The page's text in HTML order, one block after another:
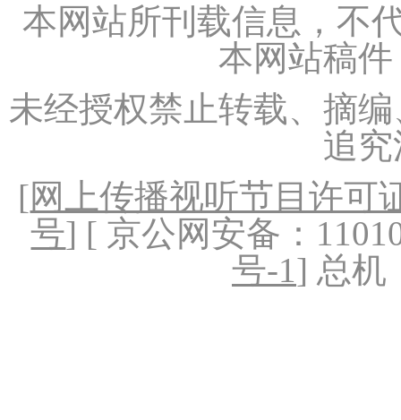
本网站所刊载信息，不
本网站稿
未经授权禁止转载、摘
追
[网上传播视听节目许可
号] [ 京公网安备：
号-1] 总机